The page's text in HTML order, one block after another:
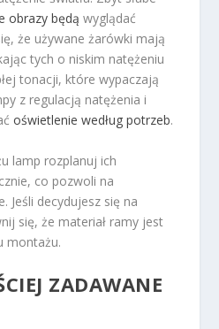
obrazy będą wyglądać
że używane żarówki mają
tych o niskim natężeniu
tonacji, które wypaczają
z regulacją natężenia i
oświetlenie według potrzeb.
lamp rozplanuj ich
co pozwoli na
Jeśli decydujesz się na
się, że materiał ramy jest
montażu.
ZADAWANE